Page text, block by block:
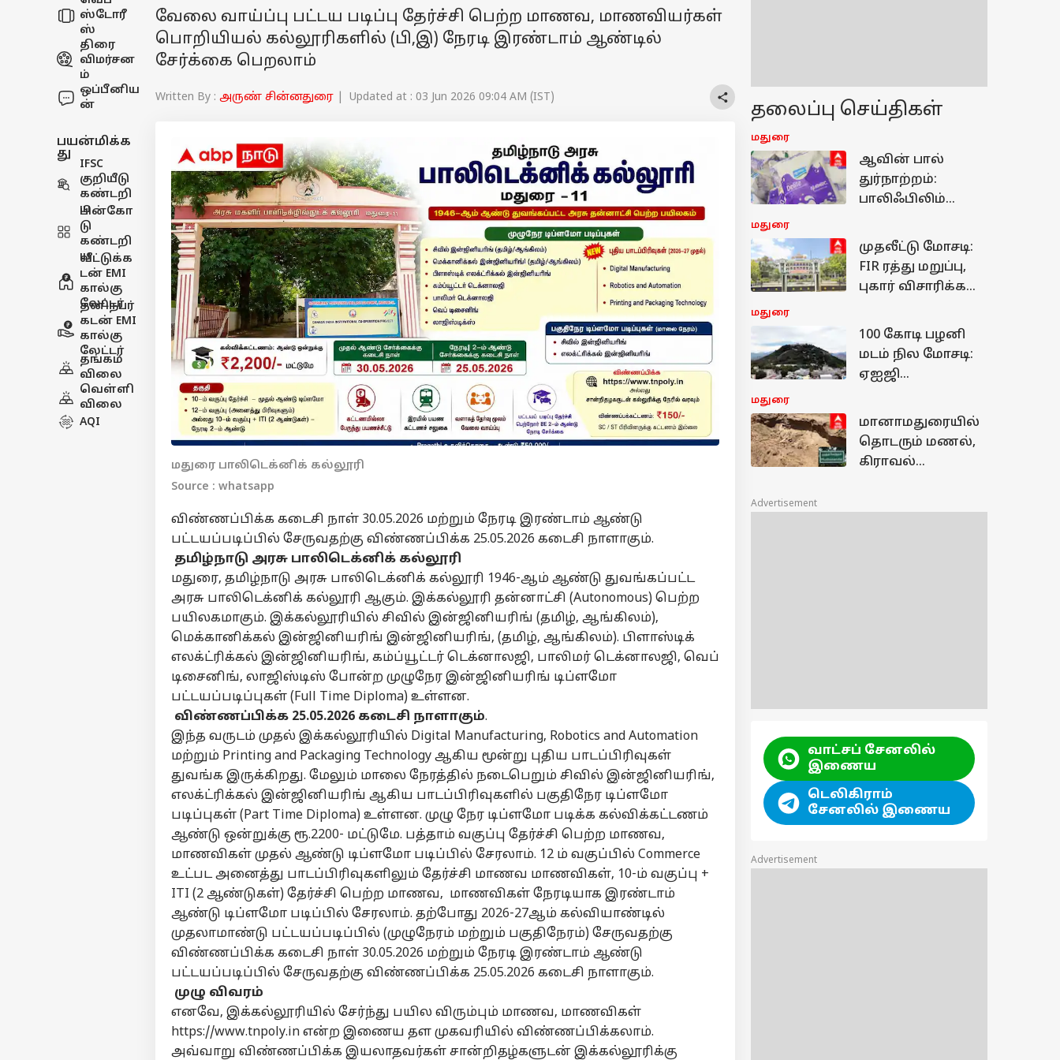
ஸ்டோரீ
ஸ்
திரை
விமர்சன
ம்
ஒப்பீனிய
ன்
பயன்மிக்க
து
IFSC
குறியீடு
கண்டறி
ய
பின்கோ
டு
கண்டறி
ய
வீட்டுக்க
டன் EMI
கால்கு
லேட்டர்
தனிநபர்
கடன் EMI
கால்கு
லேட்டர்
தங்கம்
விலை
வெள்ளி
விலை
AQI
வேலை வாய்ப்பு பட்டய படிப்பு தேர்ச்சி பெற்ற மாணவ, மாணவியர்கள்
பொறியியல் கல்லூரிகளில் (பி,இ) நேரடி இரண்டாம் ஆண்டில்
சேர்க்கை பெறலாம்
Written By : அருண் சின்னதுரை | Updated at : 03 Jun 2026 09:04 AM (IST)
மதுரை பாலிடெக்னிக் கல்லூரி
Source : whatsapp
விண்ணப்பிக்க கடைசி நாள் 30.05.2026 மற்றும் நேரடி இரண்டாம் ஆண்டு
பட்டயப்படிப்பில் சேருவதற்கு விண்ணப்பிக்க 25.05.2026 கடைசி நாளாகும்.
தமிழ்நாடு அரசு பாலிடெக்னிக் கல்லூரி
மதுரை, தமிழ்நாடு அரசு பாலிடெக்னிக் கல்லூரி 1946-ஆம் ஆண்டு துவங்கப்பட்ட
அரசு பாலிடெக்னிக் கல்லூரி ஆகும். இக்கல்லூரி தன்னாட்சி (Autonomous) பெற்ற
பயிலகமாகும். இக்கல்லூரியில் சிவில் இன்ஜினியரிங் (தமிழ், ஆங்கிலம்),
மெக்கானிக்கல் இன்ஜினியரிங் இன்ஜினியரிங், (தமிழ், ஆங்கிலம்). பிளாஸ்டிக்
எலக்ட்ரிக்கல் இன்ஜினியரிங், கம்ப்யூட்டர் டெக்னாலஜி, பாலிமர் டெக்னாலஜி, வெப்
டிசைனிங், லாஜிஸ்டிஸ் போன்ற முழுநேர இன்ஜினியரிங் டிப்ளமோ
பட்டயப்படிப்புகள் (Full Time Diploma) உள்ளன.
விண்ணப்பிக்க 25.05.2026 கடைசி நாளாகும்.
இந்த வருடம் முதல் இக்கல்லூரியில் Digital Manufacturing, Robotics and Automation
மற்றும் Printing and Packaging Technology ஆகிய மூன்று புதிய பாடப்பிரிவுகள்
துவங்க இருக்கிறது. மேலும் மாலை நேரத்தில் நடைபெறும் சிவில் இன்ஜினியரிங்,
எலக்ட்ரிக்கல் இன்ஜினியரிங் ஆகிய பாடப்பிரிவுகளில் பகுதிநேர டிப்ளமோ
படிப்புகள் (Part Time Diploma) உள்ளன. முழு நேர டிப்ளமோ படிக்க கல்விக்கட்டணம்
ஆண்டு ஒன்றுக்கு ரூ.2200- மட்டுமே. பத்தாம் வகுப்பு தேர்ச்சி பெற்ற மாணவ,
மாணவிகள் முதல் ஆண்டு டிப்ளமோ படிப்பில் சேரலாம். 12 ம் வகுப்பில் Commerce
உட்பட அனைத்து பாடப்பிரிவுகளிலும் தேர்ச்சி மாணவ மாணவிகள், 10-ம் வகுப்பு +
ITI (2 ஆண்டுகள்) தேர்ச்சி பெற்ற மாணவ, மாணவிகள் நேரடியாக இரண்டாம்
ஆண்டு டிப்ளமோ படிப்பில் சேரலாம். தற்போது 2026-27ஆம் கல்வியாண்டில்
முதலாமாண்டு பட்டயப்படிப்பில் (முழுநேரம் மற்றும் பகுதிநேரம்) சேருவதற்கு
விண்ணப்பிக்க கடைசி நாள் 30.05.2026 மற்றும் நேரடி இரண்டாம் ஆண்டு
பட்டயப்படிப்பில் சேருவதற்கு விண்ணப்பிக்க 25.05.2026 கடைசி நாளாகும்.
முழு விவரம்
எனவே, இக்கல்லூரியில் சேர்ந்து பயில விரும்பும் மாணவ, மாணவிகள்
https://www.tnpoly.in என்ற இணைய தள முகவரியில் விண்ணப்பிக்கலாம்.
அவ்வாறு விண்ணப்பிக்க இயலாதவர்கள் சான்றிதழ்களுடன் இக்கல்லூரிக்கு
தலைப்பு செய்திகள்
மதுரை
ஆவின் பால்
துர்நாற்றம்:
பாலிஃபிலிம்
சப்ளையர் மீது
கடும் நடவடிக்கை!
மதுரை
முதலீட்டு மோசடி:
FIR ரத்து மறுப்பு,
புகார் விசாரிக்க
உத்தரவு!
மதுரை
100 கோடி பழனி
மடம் நில மோசடி:
ஏஐஜி
தீவிர விசாரணை!
நடந்தது என்ன?
மதுரை
மானாமதுரையில்
தொடரும் மணல்,
கிராவல்
Advertisement
வாட்சப் சேனலில்
இணைய
டெலிகிராம்
சேனலில் இணைய
Advertisement